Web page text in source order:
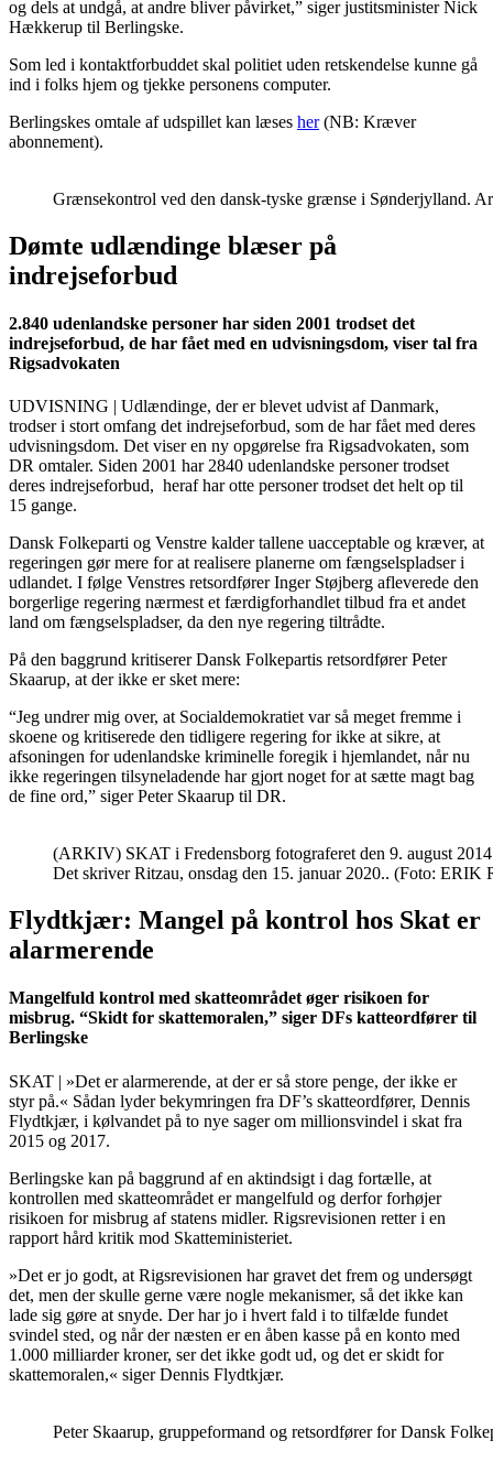
og dels at undgå, at andre bliver påvirket,” siger justitsminister Nick
Hækkerup til Berlingske.
Som led i kontaktforbuddet skal politiet uden retskendelse kunne gå
ind i folks hjem og tjekke personens computer.
Berlingskes omtale af udspillet kan læses her(NB: Kræver
abonnement).
Grænsekontrol ved den dansk-tyske grænse i Sønderjylland.
Dømte udlændinge blæser på
indrejseforbud
2.840 udenlandske personer har siden 2001 trodset det
indrejseforbud, de har fået med en udvisningsdom, viser tal fra
Rigsadvokaten
UDVISNING | Udlændinge, der er blevet udvist af Danmark,
trodser i stort omfang det indrejseforbud, som de har fået med deres
udvisningsdom. Det viser en ny opgørelse fra Rigsadvokaten, som
DR omtaler. Siden 2001 har 2840 udenlandske personer trodset
deres indrejseforbud, heraf har otte personer trodset det helt op til
15 gange.
Dansk Folkeparti og Venstre kalder tallene uacceptable og kræver, at
regeringen gør mere for at realisere planerne om fængselspladser i
udlandet. I følge Venstres retsordfører Inger Støjberg afleverede den
borgerlige regering nærmest et færdigforhandlet tilbud fra et andet
land om fængselspladser, da den nye regering tiltrådte.
På den baggrund kritiserer Dansk Folkepartis retsordfører Peter
Skaarup, at der ikke er sket mere:
“Jeg undrer mig over, at Socialdemokratiet var så meget fremme i
skoene og kritiserede den tidligere regering for ikke at sikre, at
afsoningen for udenlandske kriminelle foregik i hjemlandet, når nu
ikke regeringen tilsyneladende har gjort noget for at sætte magt bag
de fine ord,” siger Peter Skaarup til DR.
(ARKIV) SKAT i Fredensborg fotograferet den 9. august
Det skriver Ritzau, onsdag den 15. januar 2020.. (Foto: ERIK
Flydtkjær: Mangel på kontrol hos Skat er
alarmerende
Mangelfuld kontrol med skatteområdet øger risikoen for
misbrug. “Skidt for skattemoralen,” siger DFs katteordfører til
Berlingske
SKAT | »Det er alarmerende, at der er så store penge, der ikke er
styr på.« Sådan lyder bekymringen fra DF’s skatteordfører, Dennis
Flydtkjær, i kølvandet på to nye sager om millionsvindel i skat fra
2015 og 2017.
Berlingske kan på baggrund af en aktindsigt i dag fortælle, at
kontrollen med skatteområdet er mangelfuld og derfor forhøjer
risikoen for misbrug af statens midler. Rigsrevisionen retter i en
rapport hård kritik mod Skatteministeriet.
»Det er jo godt, at Rigsrevisionen har gravet det frem og undersøgt
det, men der skulle gerne være nogle mekanismer, så det ikke kan
lade sig gøre at snyde. Der har jo i hvert fald i to tilfælde fundet
svindel sted, og når der næsten er en åben kasse på en konto med
1.000 milliarder kroner, ser det ikke godt ud, og det er skidt for
skattemoralen,« siger Dennis Flydtkjær.
Peter Skaarup, gruppeformand og retsordfører for Dansk